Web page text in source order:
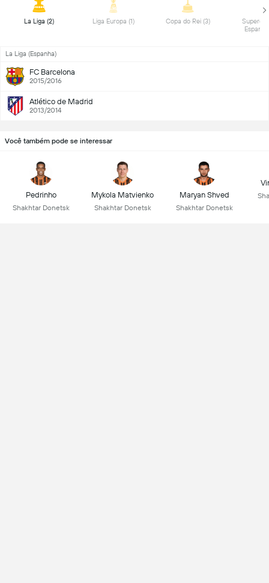
La Liga (2) Liga Europa (1) Copa do Rei (3)
La Liga (Espanha)
FC Barcelona
2015/2016
Atlético de Madrid
2013/2014
Você também pode se interessar
Pedrinho
Shakhtar Donetsk
Mykola Matvienko
Shakhtar Donetsk
Maryan Shved
Shakhtar Donetsk